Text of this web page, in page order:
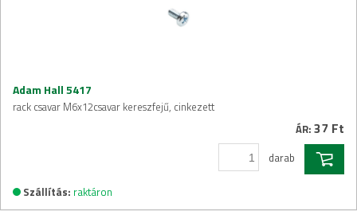
Adam Hall 5417
rack csavar M6x12csavar kereszfejű, cinkezett
ÁR: 37 Ft
darab
Szállítás: raktáron